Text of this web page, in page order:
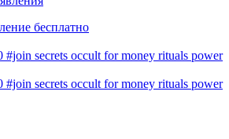
бесплатно
#join secrets occult for money rituals power
#join secrets occult for money rituals power